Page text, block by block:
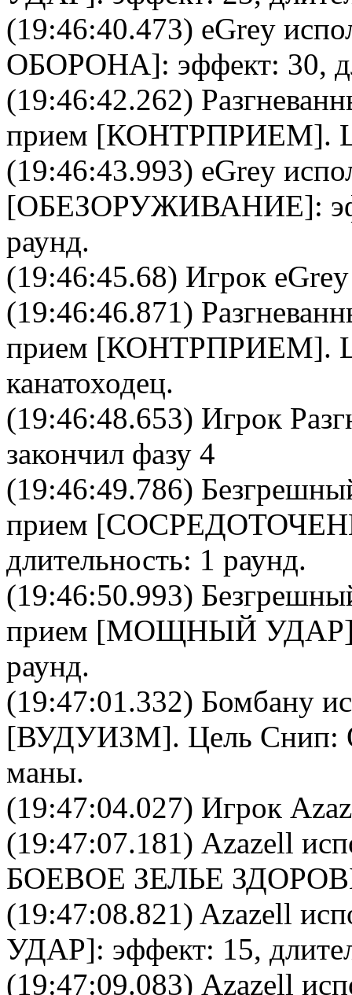
(19:46:40.473) eGrey
ОБОРОНА]: эффект: 30,
(19:46:42.262)
прием [КОНТРПРИЕМ].
(19:46:43.993) eGrey
[ОБЕЗОРУЖИВАНИЕ]:
раунд.
(19:46:45.68) Игрок
(19:46:46.871)
прием [КОНТРПРИЕМ].
канатоходец.
(19:46:48.653) Игрок
закончил фазу 4
(19:46:49.786)
прием [
длительность: 1 раунд.
(19:46:50.993)
прием [МОЩНЫЙ УДАР
раунд.
(19:47:01.332) Бомбану
[ВУДУИЗМ]. Цель Снип:
маны.
(19:47:04.027) Игрок
(19:47:07.181) Azazell
БОЕВОЕ ЗЕЛЬЕ
(19:47:08.821) Azazell
УДАР]: эффект: 15,
(19:47:09.083) Azazell